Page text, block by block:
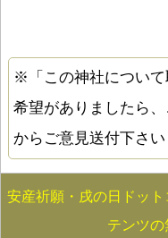
※「この神社につい
希望がありましたら
からご意見送付下さい
安産祈願・戌の日ドッ
テンツ